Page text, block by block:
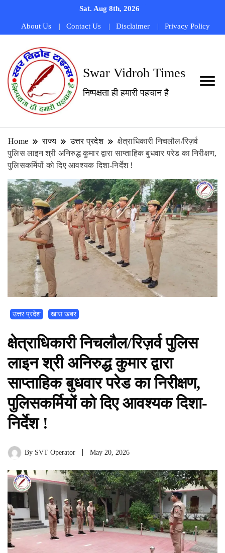
Sat. Aug 8th, 2026
About Us Contact Us Disclaimer Privacy Policy
Swar Vidroh Times
निष्पक्षता ही हमारी पहचान है
Home राज्य उत्तर प्रदेश
क्षेत्राधिकारी निचलौल/रिज़र्व
पुलिस लाइन श्री अनिरुद्ध कुमार द्वारा साप्ताहिक बुधवार परेड का निरीक्षण,
पुलिसकर्मियों को दिए आवश्यक दिशा-निर्देश !
उत्तर प्रदेश खास खबर
क्षेत्राधिकारी निचलौल/रिज़र्व पुलिस
लाइन श्री अनिरुद्ध कुमार द्वारा
साप्ताहिक बुधवार परेड का निरीक्षण,
पुलिसकर्मियों को दिए आवश्यक दिशा-
निर्देश !
By SVT Operator May 20, 2026